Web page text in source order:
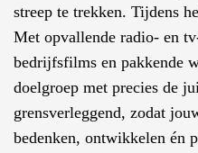
streep te trekken. Tijdens
Met opvallende radio- en
bedrijfsfilms en pakkende
doelgroep met precies de
grensverleggend, zodat
bedenken, ontwikkelen én